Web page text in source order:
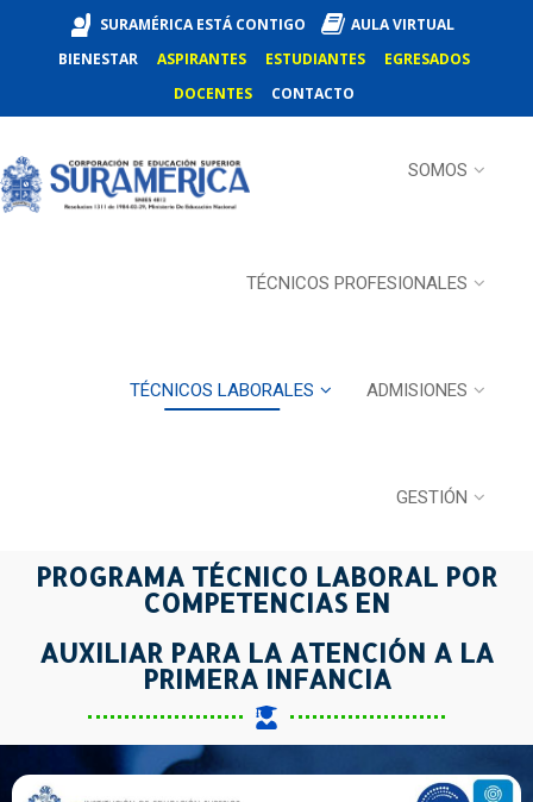
SURAMÉRICA ESTÁ CONTIGO
AULA VIRTUAL
BIENESTAR
ASPIRANTES ESTUDIANTES
EGRESADOS
DOCENTES
CONTACTO
SOMOS
TÉCNICOS PROFESIONALES
TÉCNICOS LABORALES ADMISIONES
GESTIÓN
PROGRAMA TÉCNICO LABORAL POR
COMPETENCIAS EN
AUXILIAR PARA LA ATENCIÓN A LA
PRIMERA INFANCIA